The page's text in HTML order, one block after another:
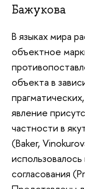
Бажукова
В языках мира
объектное
объекта в
явление
частности в
(Baker,
согласования